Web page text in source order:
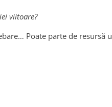
viitoare?
Poate parte de